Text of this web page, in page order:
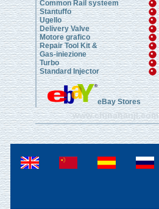
Common Rail systeem
Stantuffo
Ugello
Delivery Valve
Motore grafico
Repair Tool Kit &
Gas-iniezione
Turbo
Standard Injector
eBay Stores
www.chinahanji.com